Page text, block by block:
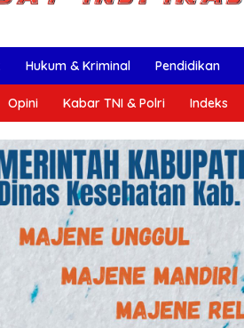
Hukum & Kriminal Pendidikan
Opini Kabar TNI & Polri Indeks